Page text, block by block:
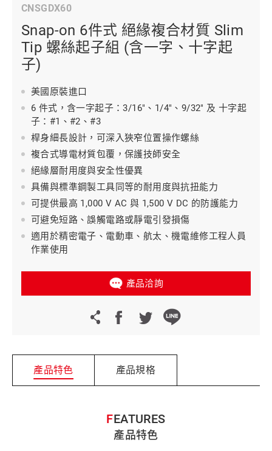
CNSGDX60
Snap-on 6件式 絕緣複合材質 Slim
Tip 螺絲起子組 (含一字、十字起
子)
美國原裝進口
6 件式，含一字起子：3/16"、1/4"、9/32" 及 十字起
子：#1、#2、#3
桿身細長設計，可深入狹窄位置操作螺絲
複合式導電材質包覆，保護技師安全
絕緣層耐用度與安全性優異
具備與標準鋼製工具同等的耐用度與抗扭能力
可提供最高 1,000 V AC 與 1,500 V DC 的防護能力
可避免短路、誤觸電路或靜電引發損傷
適用於精密電子、電動車、航太、機電維修工程人員
作業使用
產品洽詢
產品特色 產品規格
FEATURES
產品特色